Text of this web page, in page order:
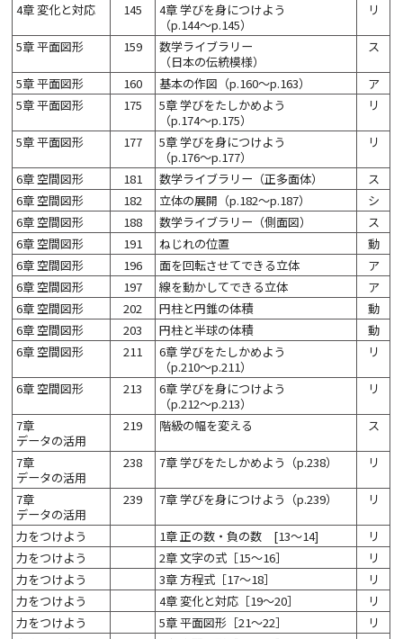
4章 変化と対応 145
4章 学びを身につけよう
（p.144～p.145）
リ
5章 平面図形 159
数学ライブラリー
（日本の伝統模様）
ス
5章 平面図形 160 基本の作図（p.160～p.163）
ア
5章 平面図形
175
5章 学びをたしかめよう
（p.174～p.175）
リ
5章 平面図形 177
5章 学びを身につけよう
（p.176～p.177）
リ
6章 空間図形 181 数学ライブラリー（正多面体）
ス
6章 空間図形
182 立体の展開（p.182～p.187）
シ
6章 空間図形
188 数学ライブラリー（側面図）
ス
6章 空間図形
191 ねじれの位置
動
6章 空間図形
196 面を回転させてできる立体
ア
6章 空間図形
197 線を動かしてできる立体
ア
6章 空間図形
202 円柱と円錐の体積
動
6章 空間図形
203 円柱と半球の体積
動
6章 空間図形
211
6章 学びをたしかめよう
（p.210～p.211）
リ
6章 空間図形 213
6章 学びを身につけよう
（p.212～p.213）
リ
7章
データの活用
219 階級の幅を変える ス
7章
データの活用
238 7章 学びをたしかめよう（p.238） リ
7章
データの活用
239 7章 学びを身につけよう（p.239） リ
力をつけよう 1章 正の数・負の数 [13～14]
リ
力をつけよう
2章 文字の式［15～16］
リ
力をつけよう
3章 方程式［17～18］
リ
力をつけよう
4章 変化と対応［19～20］
リ
力をつけよう
5章 平面図形［21～22］
リ